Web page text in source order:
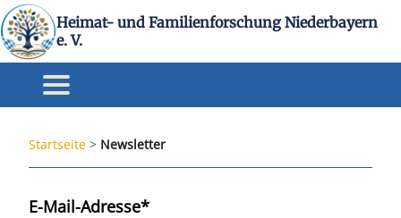
Heimat- und Familienforschung Niederbayern
e. V.
Startseite > Newsletter
E-Mail-Adresse*